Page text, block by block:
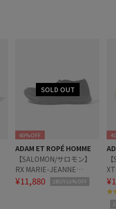
40%OFF
ADAM ET ROPÉ HOMME
【SALOMON/サロモン】
RX MARIE-JEANNE
L47363200
¥11,880 2BUY10%OFF